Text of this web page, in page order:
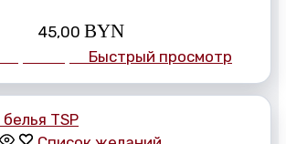
45,00 BYN
Быстрый просмотр